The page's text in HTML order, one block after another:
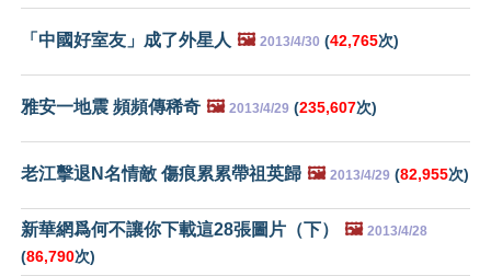
「中國好室友」成了外星人 🖼️ 2013/4/30 (42,765次)
雅安一地震 頻頻傳稀奇 🖼️ 2013/4/29 (235,607次)
老江擊退N名情敵 傷痕累累帶祖英歸 🖼️ 2013/4/29 (82,955次)
新華網爲何不讓你下載這28張圖片（下） 🖼️ 2013/4/28
(86,790次)